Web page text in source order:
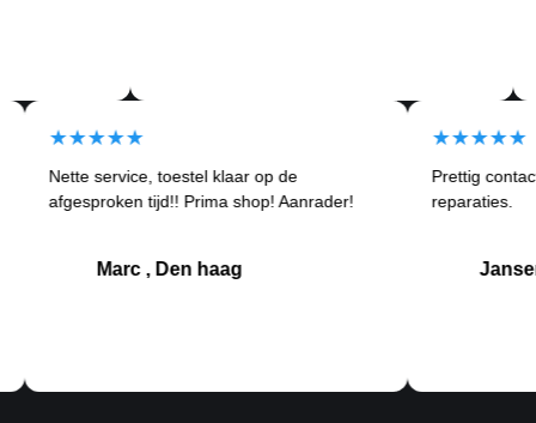
★★★★★
Nette service, toestel klaar op de
afgesproken tijd!! Prima shop! Aanrader!
Marc , Den haag
Prettig